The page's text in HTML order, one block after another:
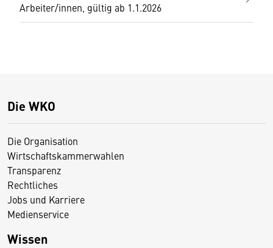
Arbeiter/innen, gültig ab 1.1.2026
Die WKO
Die Organisation
Wirtschaftskammerwahlen
Transparenz
Rechtliches
Jobs und Karriere
Medienservice
Wissen